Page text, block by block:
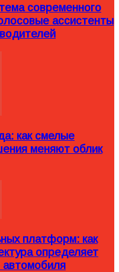
современного
ассистенты
как смелые
меняют облик
платформ: как
определяет
автомобиля